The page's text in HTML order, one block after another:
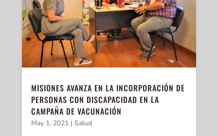
MISIONES AVANZA EN LA INCORPORACIÓN DE
PERSONAS CON DISCAPACIDAD EN LA
CAMPAÑA DE VACUNACIÓN
May 1, 2021| Salud